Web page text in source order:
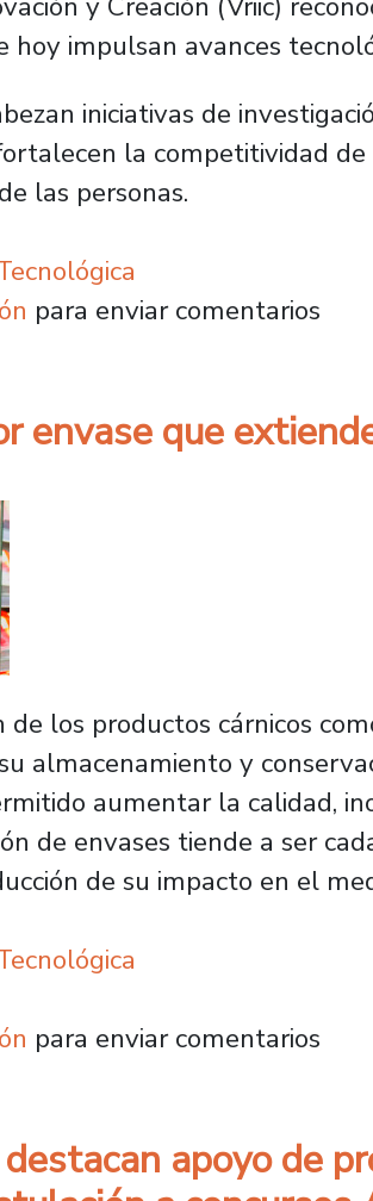
hoy impulsan avances
iniciativas de
la competitividad
las personas.
del Plantel
para enviar comentarios
envase que
de los productos cárnicos
almacenamiento y
aumentar la calidad,
de envases tiende a ser
de su impacto en el
innovador envase que
para enviar comentarios
apoyo de